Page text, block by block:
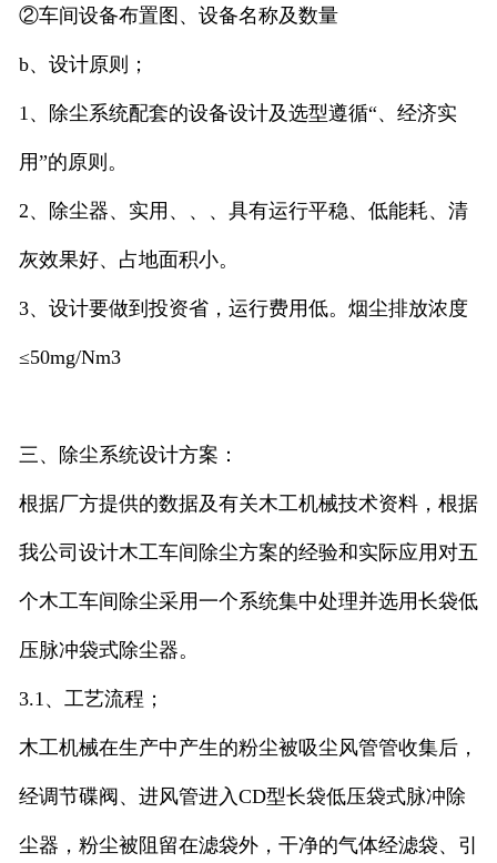
②车间设备布置图、设备名称及数量
b、设计原则；
1、除尘系统配套的设备设计及选型遵循“、经济实
用”的原则。
2、除尘器、实用、、、具有运行平稳、低能耗、清
灰效果好、占地面积小。
3、设计要做到投资省，运行费用低。烟尘排放浓度
≤50mg/Nm3
三、除尘系统设计方案：
根据厂方提供的数据及有关木工机械技术资料，根据
我公司设计木工车间除尘方案的经验和实际应用对五
个木工车间除尘采用一个系统集中处理并选用长袋低
压脉冲袋式除尘器。
3.1、工艺流程；
木工机械在生产中产生的粉尘被吸尘风管管收集后，
经调节碟阀、进风管进入CD型长袋低压袋式脉冲除
尘器，粉尘被阻留在滤袋外，干净的气体经滤袋、引